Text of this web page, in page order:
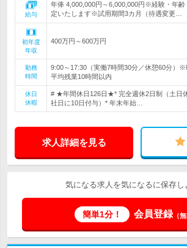
給与
年俸 4,000,000円～6,000,000円※経験・年齢
定いたします※試用期間3カ月（待遇変更…
初年度
年収
400万円～600万円
勤務
時間
9:00～17:30（実働7時間30分／休憩60分）
平均残業10時間以内
休日
休暇
# ★年間休日126日★* 完全週休2日制（土日
社日に10日付与）* 年末年始…
求人詳細を見る
気になる求人を気になるに保存し
簡単1分！ 会員登録（無